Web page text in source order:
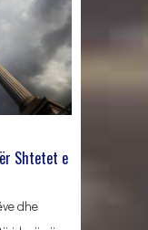
Shtetet e
dhe